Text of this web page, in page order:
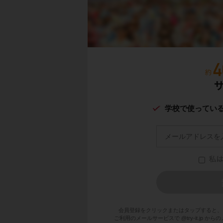
学校で使ってい
会員登録をクリックまたはタップすると、
ご利用のメールサービスで @try-it.jp から